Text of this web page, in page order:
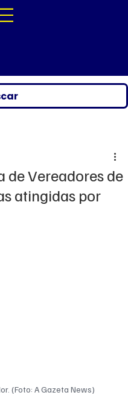
de Vereadores de
atingidas por
(Foto: A Gazeta News)